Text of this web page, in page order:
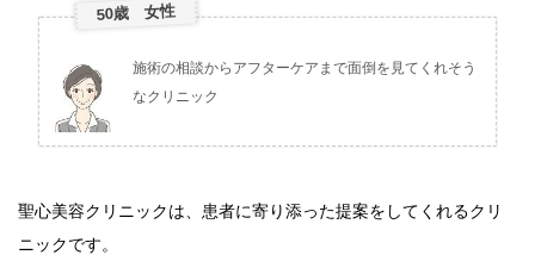
50歳 女性
施術の相談からアフターケアまで面倒を見てくれそう
なクリニック
聖心美容クリニックは、患者に寄り添った提案をしてくれるクリ
ニックです。